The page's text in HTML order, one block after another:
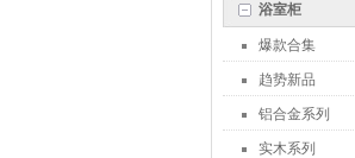
浴室柜
爆款合集
趋势新品
铝合金系列
实木系列